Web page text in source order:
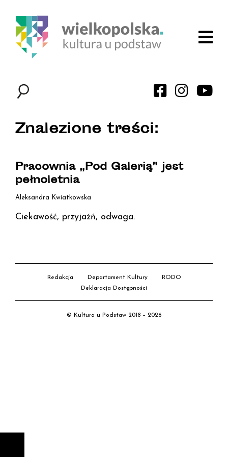
Znalezione treści:
Pracownia „Pod Galerią” jest
pełnoletnia
Aleksandra Kwiatkowska
Ciekawość, przyjaźń, odwaga.
Redakcja Departament Kultury
RODO
Deklaracja Dostępności
© Kultura u Podstaw 2018 – 2026